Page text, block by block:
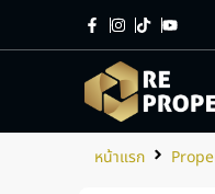
หน้าแรก